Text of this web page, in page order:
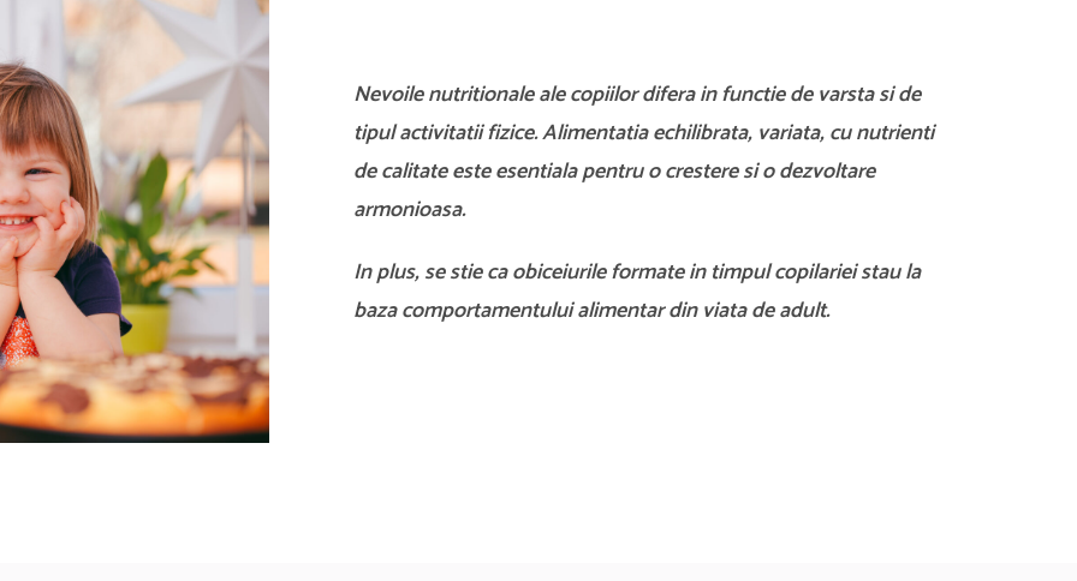
Nevoile nutritionale ale copiilor difera in functie de varsta si de
tipul activitatii fizice. Alimentatia echilibrata, variata, cu nutrienti
de calitate este esentiala pentru o crestere si o dezvoltare
armonioasa.
In plus, se stie ca obiceiurile formate in timpul copilariei stau la
baza comportamentului alimentar din viata de adult.